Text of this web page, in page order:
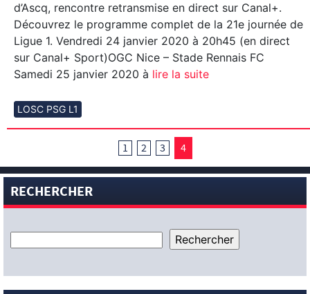
d’Ascq, rencontre retransmise en direct sur Canal+.
Découvrez le programme complet de la 21e journée de
Ligue 1. Vendredi 24 janvier 2020 à 20h45 (en direct
sur Canal+ Sport)OGC Nice – Stade Rennais FC
Samedi 25 janvier 2020 à lire la suite
LOSC PSG L1
1 2 3 4
RECHERCHER